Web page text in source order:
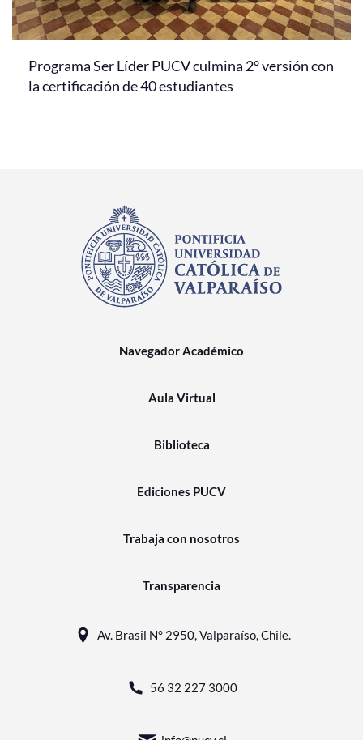
Programa Ser Líder PUCV culmina 2° versión con
la certificación de 40 estudiantes
Navegador Académico
Aula Virtual
Biblioteca
Ediciones PUCV
Trabaja con nosotros
Transparencia
Av. Brasil N° 2950, Valparaíso, Chile.
56 32 227 3000